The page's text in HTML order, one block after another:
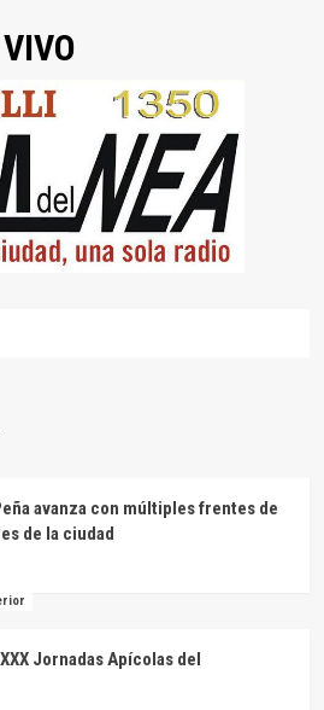
avanza con múltiples frentes de
de la ciudad
Jornadas Apícolas del